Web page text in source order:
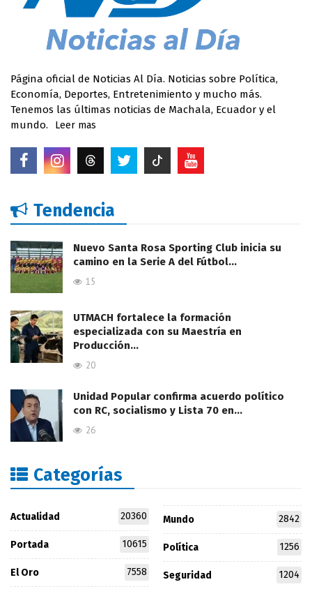
Página oficial de Noticias Al Día. Noticias sobre Política,
Economía, Deportes, Entretenimiento y mucho más.
Tenemos las últimas noticias de Machala, Ecuador y el
mundo.
Leer mas
Tendencia
Nuevo Santa Rosa Sporting Club inicia su
camino en la Serie A del Fútbol…
15
UTMACH fortalece la formación
especializada con su Maestría en
Producción…
20
Unidad Popular confirma acuerdo político
con RC, socialismo y Lista 70 en…
26
Categorías
Actualidad 20360
Portada 10615
El Oro 7558
Mundo 2842
Política 1256
Seguridad 1204